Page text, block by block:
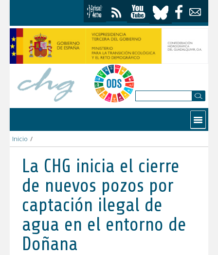
Contactar
Inicio /
La CHG inicia el cierre
de nuevos pozos por
captación ilegal de
agua en el entorno de
Doñana